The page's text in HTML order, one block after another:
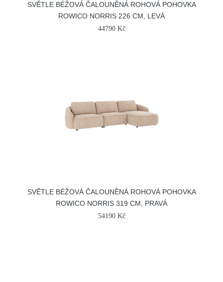
SVĚTLE BÉŽOVÁ ČALOUNĚNÁ ROHOVÁ POHOVKA
ROWICO NORRIS 226 CM, LEVÁ
44790 Kč
SVĚTLE BÉŽOVÁ ČALOUNĚNÁ ROHOVÁ POHOVKA
ROWICO NORRIS 319 CM, PRAVÁ
54190 Kč